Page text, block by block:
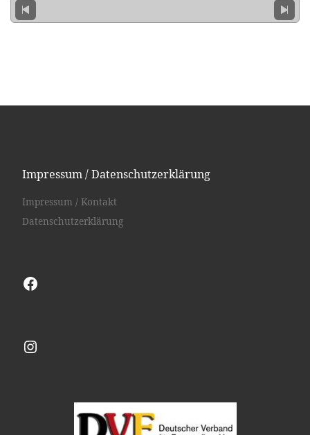
Impressum / Datenschutzerklärung
Impressum / Kontakt
Datenschutzerklärung
Facebook
Instagram